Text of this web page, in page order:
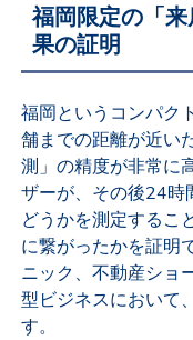
福岡限定の「
果の証明
福岡というコンパク
舗までの距離が近い
測」の精度が非常に
ザーが、その後24時
どうかを測定するこ
に繋がったかを証明
ニック、不動産ショ
型ビジネスにおいて
す。